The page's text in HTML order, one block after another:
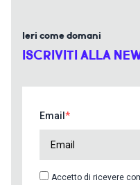
Ieri come domani
ISCRIVITI ALLA
Email
Accetto di ricevere